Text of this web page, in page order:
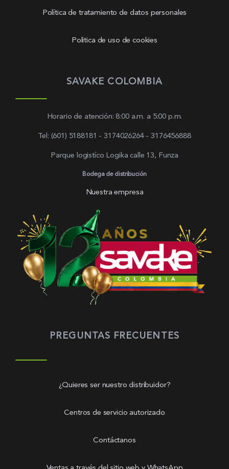
Política de tratamiento de datos personales
Politica de uso de cookies
SAVAKE COLOMBIA
Horario de atención: 8:00 a.m. a 5:00 p.m.
Tel: (601) 5188181 - 3174026264 - 3176456888
Parque logistíco Logika calle 13, Funza
Bodega de distribución
Nuestra empresa
PREGUNTAS FRECUENTES
¿Quieres ser nuestro distribuidor?
Centros de servicio autorizado
Contáctanos